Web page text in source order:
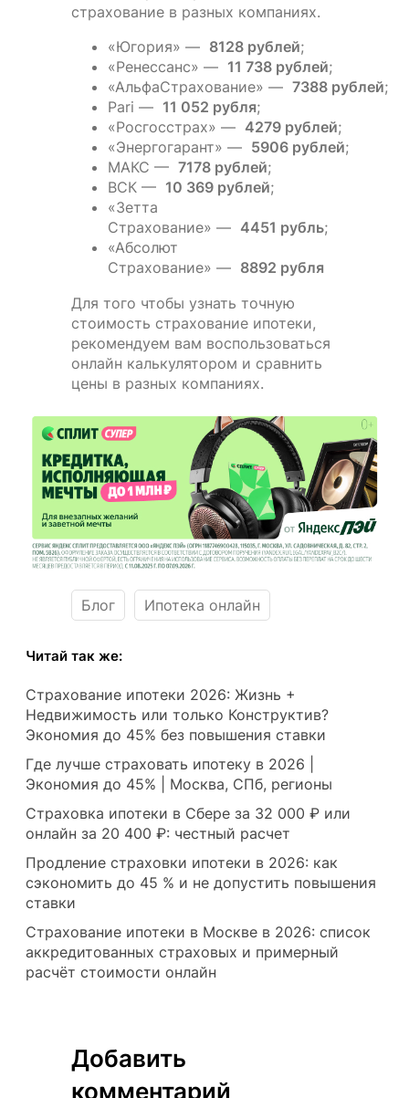
страхование в разных компаниях.
«Югория» — 8128 рублей;
«Ренессанс» — 11 738 рублей;
«АльфаСтрахование» — 7388 рублей;
Pari — 11 052 рубля;
«Росгосстрах» — 4279 рублей;
«Энергогарант» — 5906 рублей;
МАКС — 7178 рублей;
ВСК — 10 369 рублей;
«Зетта
Страхование» — 4451 рубль;
«Абсолют
Страхование» — 8892 рубля
Для того чтобы узнать точную
стоимость страхование ипотеки,
рекомендуем вам воспользоваться
онлайн калькулятором и сравнить
цены в разных компаниях.
Блог Ипотека онлайн
Читай так же:
Страхование ипотеки 2026: Жизнь +
Недвижимость или только Конструктив?
Экономия до 45% без повышения ставки
Где лучше страховать ипотеку в 2026 |
Экономия до 45% | Москва, СПб, регионы
Страховка ипотеки в Сбере за 32 000 ₽ или
онлайн за 20 400 ₽: честный расчет
Продление страховки ипотеки в 2026: как
сэкономить до 45 % и не допустить повышения
ставки
Страхование ипотеки в Москве в 2026: список
аккредитованных страховых и примерный
расчёт стоимости онлайн
Добавить
комментарий